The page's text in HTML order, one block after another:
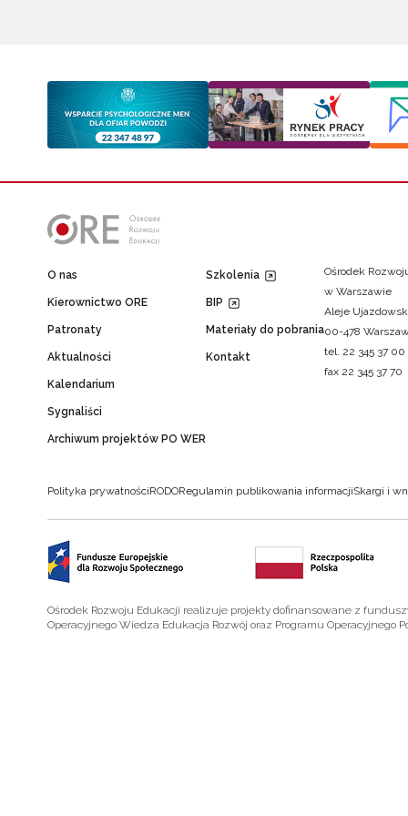
O nas
Kierownictwo ORE
Patronaty
Aktualności
Kalendarium
Sygnaliści
Archiwum projektów PO WER
Szkolenia
BIP
Materiały do pobrania
Kontakt
Ośrodek
w Warszawie
Aleje
00-478
tel. 22 345 37 00
fax 22 345 37 70
Polityka prywatnościRODORegulamin publikowania informacjiSkargi i
Ośrodek Rozwoju Edukacji realizuje projekty dofinansowane z
Operacyjnego Wiedza Edukacja Rozwój oraz Programu Operacyjnego